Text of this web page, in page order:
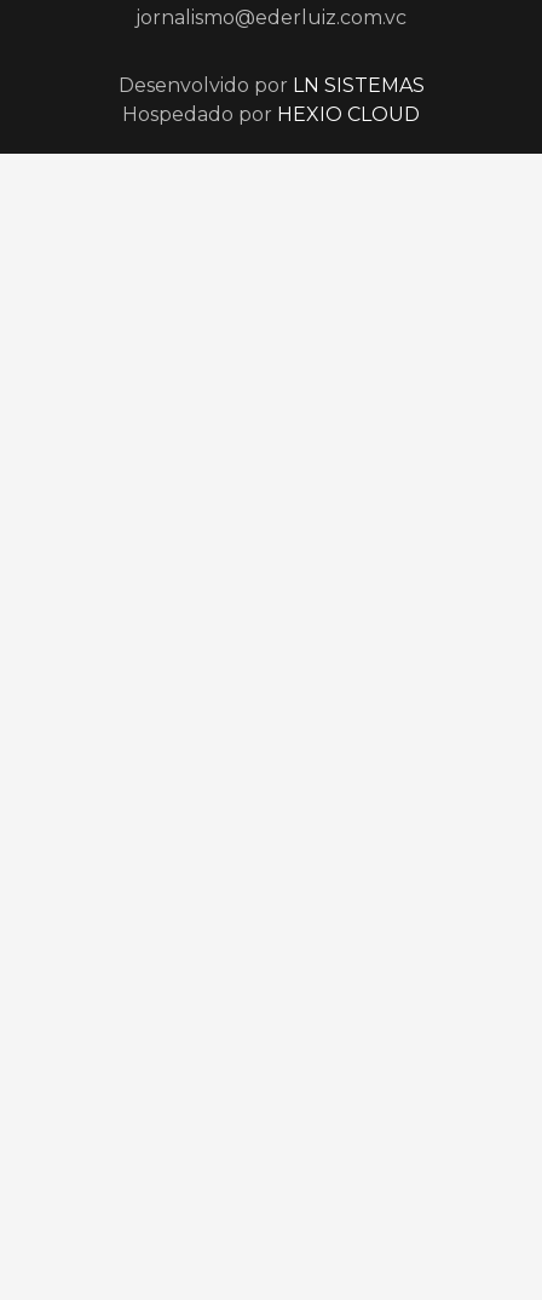
jornalismo@ederluiz.com.vc
Desenvolvido por LN SISTEMAS
Hospedado por HEXIO CLOUD